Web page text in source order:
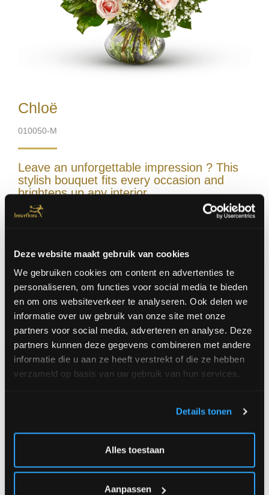
Deze website maakt gebruik van cookies
We gebruiken cookies om content en advertenties te
personaliseren, om functies voor social media te bieden
en om ons websiteverkeer te analyseren. Ook delen we
informatie over uw gebruik van onze site met onze
partners voor social media, adverteren en analyse. Deze
partners kunnen deze gegevens combineren met andere
informatie die u aan ze heeft verstrekt of die ze hebben
verzameld op basis van uw gebruik van hun services.
Details tonen
Alles toestaan
Aanpassen
Chloë
010050-M
Leave an unforgettable impression ? This
stylish bouquet fits every occasion and
brightens up any interior.
Excl. vase
small (+/- Ø 30 cm) 39,00 €
medium (+/- Ø 40 cm) 59,00 €
large (+/- Ø 50 cm) 69,00 €
** Delivery at address **
OR
** Click